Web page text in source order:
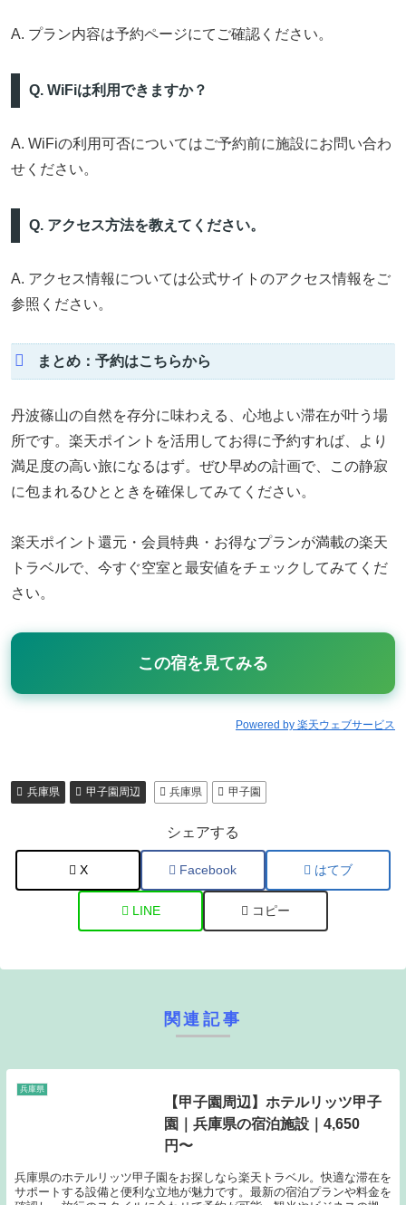
A. プラン内容は予約ページにてご確認ください。
Q. WiFiは利用できますか？
A. WiFiの利用可否についてはご予約前に施設にお問い合わ
せください。
Q. アクセス方法を教えてください。
A. アクセス情報については公式サイトのアクセス情報をご
参照ください。
まとめ：予約はこちらから
丹波篠山の自然を存分に味わえる、心地よい滞在が叶う場
所です。楽天ポイントを活用してお得に予約すれば、より
満足度の高い旅になるはず。ぜひ早めの計画で、この静寂
に包まれるひとときを確保してみてください。
楽天ポイント還元・会員特典・お得なプランが満載の楽天
トラベルで、今すぐ空室と最安値をチェックしてみてくだ
さい。
この宿を見てみる
Powered by 楽天ウェブサービス
兵庫県 甲子園周辺 兵庫県 甲子園
シェアする
X Facebook はてブ
LINE コピー
関連記事
兵庫県
【甲子園周辺】ホテルリッツ甲子
園｜兵庫県の宿泊施設｜4,650
円〜
兵庫県のホテルリッツ甲子園をお探しなら楽天トラベル。快適な滞在を
サポートする設備と便利な立地が魅力です。最新の宿泊プランや料金を